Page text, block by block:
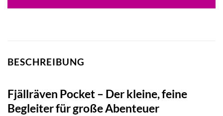
BESCHREIBUNG
Fjällräven Pocket – Der kleine, feine
Begleiter für große Abenteuer